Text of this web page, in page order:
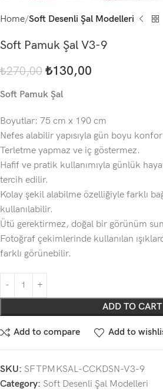
Home Soft Desenli Şal Modelleri
Soft Pamuk Şal V3-9
₺270,00 ₺130,00
Soft Pamuk Şal
Boyutlar: 75 cm x 190 cm
Nefes alabilir yapısıyla gün boyu
Terletme yapmaz ve iç göstermez.
Hafif ve pratik kullanımıyla günlük
tercih edilir.
Kolay şekil alabilme özelliğiyle farklı
kullanılabilir.
Ütü gerektirmez, doğal bir görünüm
Fotoğraf çekimlerinde kullanılan
farklı görünebilir.
ADD TO CART
Add to compare Add to
SKU: SFTPMKSAL-CCKDSN-V3-9
Category: Soft Desenli Şal Modelleri